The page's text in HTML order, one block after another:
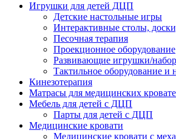
Игрушки для детей ДЦП
Детские настольные игры
Интерактивные столы,
Песочная терапия
Проекционное оборудование
Развивающие игрушки/
Тактильное оборудование и
Кинезотерапия
Матрасы для медицинских
Мебель для детей с ДЦП
Парты для детей с ДЦП
Медицинские кровати
Медицинские кровати с